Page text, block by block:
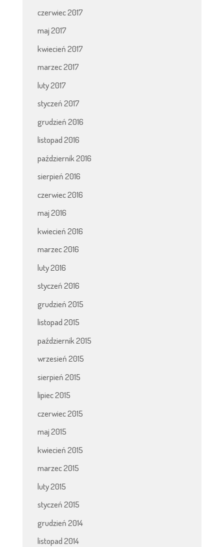
czerwiec 2017
maj 2017
kwiecień 2017
marzec 2017
luty 2017
styczeń 2017
grudzień 2016
listopad 2016
październik 2016
sierpień 2016
czerwiec 2016
maj 2016
kwiecień 2016
marzec 2016
luty 2016
styczeń 2016
grudzień 2015
listopad 2015
październik 2015
wrzesień 2015
sierpień 2015
lipiec 2015
czerwiec 2015
maj 2015
kwiecień 2015
marzec 2015
luty 2015
styczeń 2015
grudzień 2014
listopad 2014